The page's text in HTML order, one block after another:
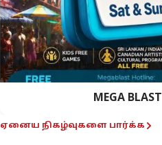
MEGA BLAST
ஏனைய நிகழ்வுகளை பார்க்க